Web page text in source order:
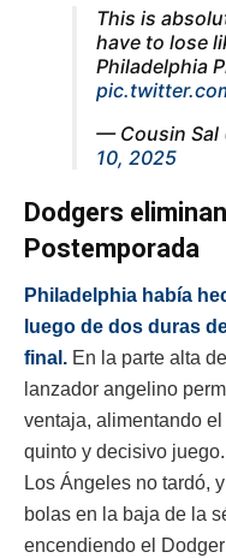
This is
have to lose
Philadelphia
— Cousin Sal
10, 2025
Dodgers
Postemporada
Philadelphia había
luego de dos duras
final. En la parte alta
lanzador angelino
ventaja, alimentando
quinto y decisivo
Los Ángeles no tardó,
bolas en la baja de la
encendiendo el